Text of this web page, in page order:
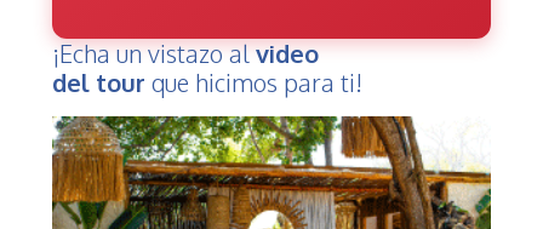
¡Echa un vistazo alvideo
del tour que hicimos para ti!